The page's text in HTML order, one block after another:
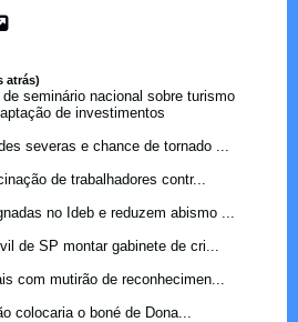
atrás)
de seminário nacional sobre turismo
de investimentos
severas e chance de tornado ...
de trabalhadores contr...
no Ideb e reduzem abismo ...
de SP montar gabinete de cri...
com mutirão de reconhecimen...
colocaria o boné de Dona...